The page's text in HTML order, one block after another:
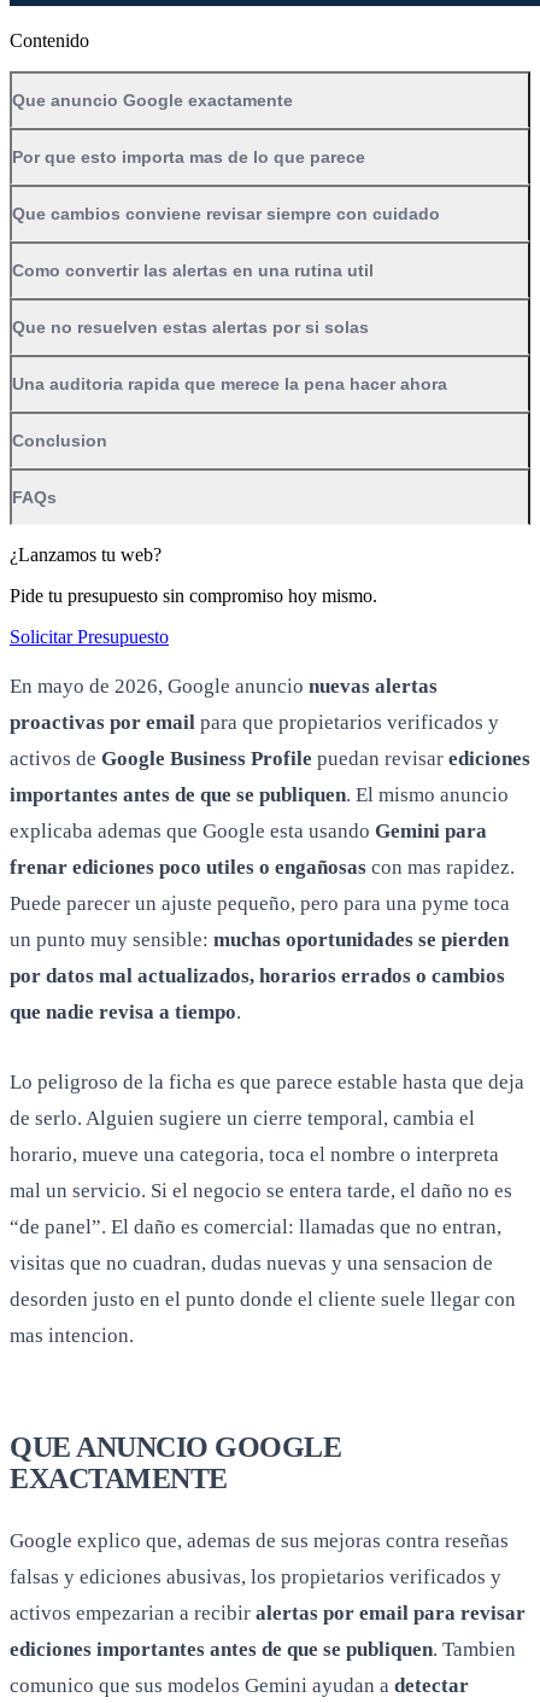
Contenido
Que anuncio Google exactamente
Por que esto importa mas de lo que parece
Que cambios conviene revisar siempre con cuidado
Como convertir las alertas en una rutina util
Que no resuelven estas alertas por si solas
Una auditoria rapida que merece la pena hacer ahora
Conclusion
FAQs
¿Lanzamos tu web?
Pide tu presupuesto sin compromiso hoy mismo.
Solicitar Presupuesto
En mayo de 2026, Google anuncio nuevas alertas
proactivas por email para que propietarios verificados y
activos de Google Business Profile puedan revisar ediciones
importantes antes de que se publiquen. El mismo anuncio
explicaba ademas que Google esta usando Gemini para
frenar ediciones poco utiles o engañosas con mas rapidez.
Puede parecer un ajuste pequeño, pero para una pyme toca
un punto muy sensible: muchas oportunidades se pierden
por datos mal actualizados, horarios errados o cambios
que nadie revisa a tiempo.
Lo peligroso de la ficha es que parece estable hasta que deja
de serlo. Alguien sugiere un cierre temporal, cambia el
horario, mueve una categoria, toca el nombre o interpreta
mal un servicio. Si el negocio se entera tarde, el daño no es
“de panel”. El daño es comercial: llamadas que no entran,
visitas que no cuadran, dudas nuevas y una sensacion de
desorden justo en el punto donde el cliente suele llegar con
mas intencion.
QUE ANUNCIO GOOGLE
EXACTAMENTE
Google explico que, ademas de sus mejoras contra reseñas
falsas y ediciones abusivas, los propietarios verificados y
activos empezarian a recibir alertas por email para revisar
ediciones importantes antes de que se publiquen. Tambien
comunico que sus modelos Gemini ayudan a detectar